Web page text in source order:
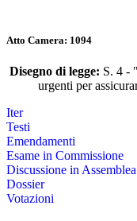
Atto Camera: 1094
Disegno di legge: S. 4 -
urgenti per
Iter
Testi
Emendamenti
Esame in Commissione
Discussione in Assemblea
Dossier
Votazioni